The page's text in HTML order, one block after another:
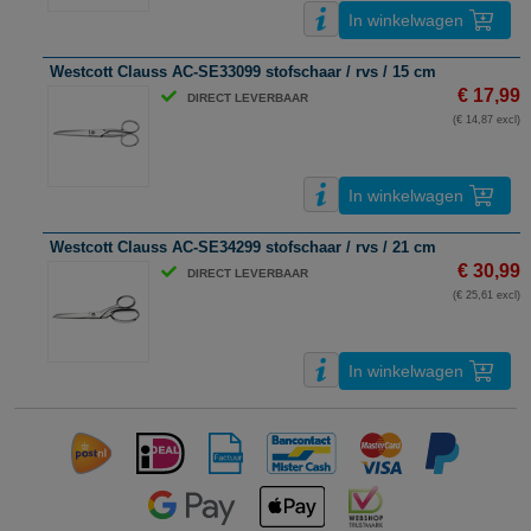
In winkelwagen
Westcott Clauss AC-SE33099 stofschaar / rvs / 15 cm
DIRECT LEVERBAAR € 17,99
(€ 14,87 excl)
In winkelwagen
Westcott Clauss AC-SE34299 stofschaar / rvs / 21 cm
DIRECT LEVERBAAR € 30,99
(€ 25,61 excl)
In winkelwagen